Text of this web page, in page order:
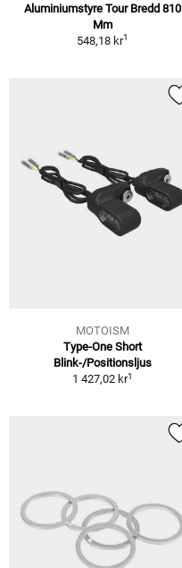
Aluminiumstyre Tour Bredd 810
Mm
548,18 kr1
MOTOISM
Type-One Short
Blink-/Positionsljus
1 427,02 kr1